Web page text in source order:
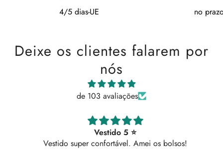
4/5 dias-UE
no
Deixe os clientes falarem por
nós
de 103 avaliações
Vestido 5 ⭐
Vestido super confortável. Amei os bolsos!